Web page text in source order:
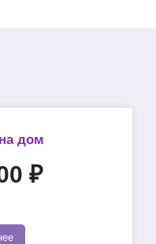
дом
₽